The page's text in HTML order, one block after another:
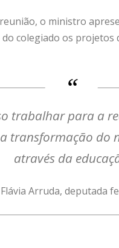
o ministro
colegiado os projetos
trabalhar para a
transformação do
através da
Flávia Arruda, deputada